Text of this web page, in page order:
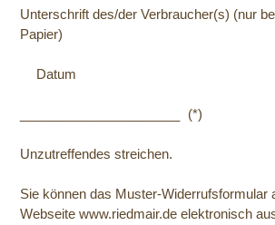
Unterschrift des/der Verbraucher(s) (nur
Papier)
Datum
______________________ (*)
Unzutreffendes streichen.
Sie können das Muster-Widerrufsformular
Webseite www.riedmair.de elektronisch